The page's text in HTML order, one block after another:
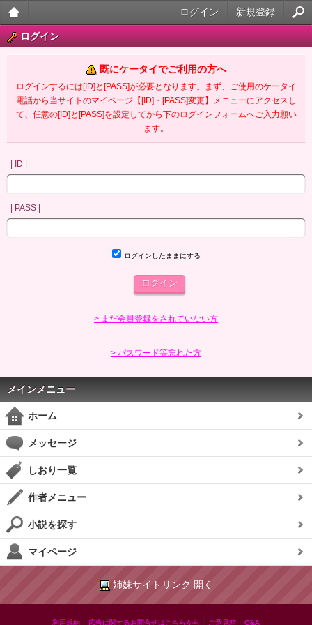
大人
ータ
イ官
新規登録
ログイン
ログイン
既にケータイでご利用の方へ
ログインするには[ID]と[PASS]が必要となります。まず、ご使用のケータイ
電話から当サイトのマイページ【[ID]・[PASS]変更】メニューにアクセスし
て、任意の[ID]と[PASS]を設定してから下のログインフォームへご入力願い
ます。
| ID |
| PASS |
ログインしたままにする
> まだ会員登録をされていない方
> パスワード等忘れた方
メインメニュー
ホーム
メッセージ
しおり一覧
作者メニュー
小説を探す
マイページ
姉妹サイトリンク 開く
利用規約 広告に関するお問合せはこちらから ご意見箱 Q&A